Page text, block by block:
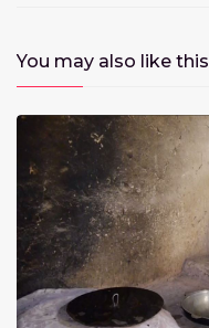
You may also like this